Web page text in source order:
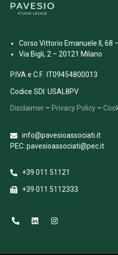
Corso Vittorio Emanuele II, 68
Via Bigli, 2 – 20121 Milano
P.IVA e C.F. IT09454800013
Codice SDI: USAL8PV
Disclaimer – Privacy Policy –
info@pavesioassociati.it
PEC: pavesioassociati@pec.it
+39 011 51121
+39 011 5112333